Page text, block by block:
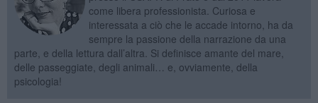
come libera professionista. Curiosa e
interessata a ciò che le accade intorno, ha da
sempre la passione della narrazione da una
parte, e della lettura dall’altra. Si definisce amante del mare,
delle passeggiate, degli animali… e, ovviamente, della
psicologia!